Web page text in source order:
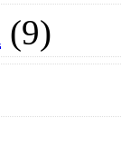
(9)